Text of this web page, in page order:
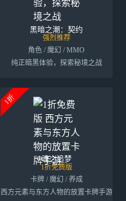
黑暗之潮：契约
强烈推荐
角色 / 魔幻 / MMO
纯正暗黑体验，探索秘境之战
1折
魂之追梦
1折免费版
卡牌 / 魔幻 / 养成
西方元素与东方人物的放置卡牌手游